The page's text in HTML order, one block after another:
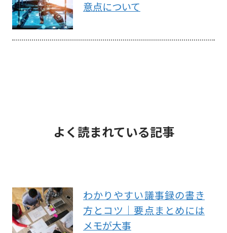
意点について
よく読まれている記事
わかりやすい議事録の書き
方とコツ｜要点まとめには
メモが大事